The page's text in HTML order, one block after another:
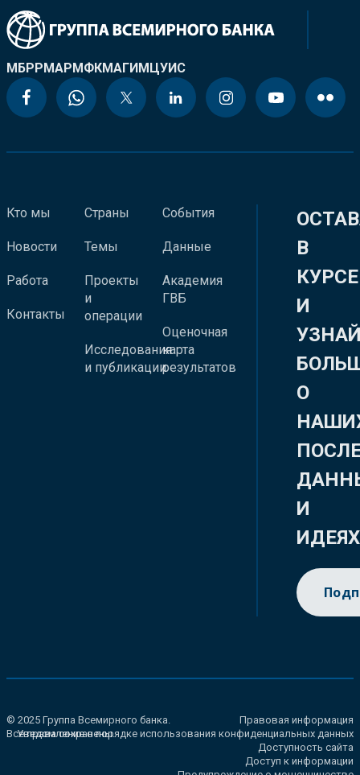
МБРРМАРМФКМАГИМЦУИС
Кто мы
Новости
Работа
Контакты
Страны
Темы
Проекты
и
операции
Исследования
и публикации
События
Данные
Академия
ГВБ
Оценочная
карта
результатов
В
КУРСЕ
И
О
И
ИДЕЯХ
© 2025 Группа Всемирного банка.
Все права сохранены.
Правовая информация
Уведомление о порядке использования конфиденциальных данных
Доступность сайта
Доступ к информации